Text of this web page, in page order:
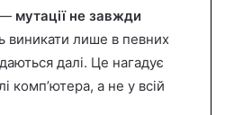
— мутації не завжди
виникати лише в певних
далі. Це нагадує
комп’ютера, а не у всій